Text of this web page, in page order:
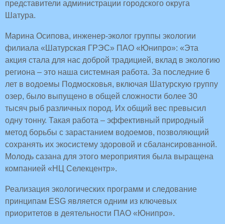
представители администрации городского округа
Шатура.
Марина Осипова, инженер-эколог группы экологии
филиала «Шатурская ГРЭС» ПАО «Юнипро»: «Эта
акция стала для нас доброй традицией, вклад в экологию
региона – это наша системная работа. За последние 6
лет в водоемы Подмосковья, включая Шатурскую группу
озер, было выпущено в общей сложности более 30
тысяч рыб различных пород. Их общий вес превысил
одну тонну. Такая работа – эффективный природный
метод борьбы с зарастанием водоемов, позволяющий
сохранять их экосистему здоровой и сбалансированной.
Молодь сазана для этого мероприятия была выращена
компанией «НЦ Селекцентр».
Реализация экологических программ и следование
принципам ESG является одним из ключевых
приоритетов в деятельности ПАО «Юнипро».